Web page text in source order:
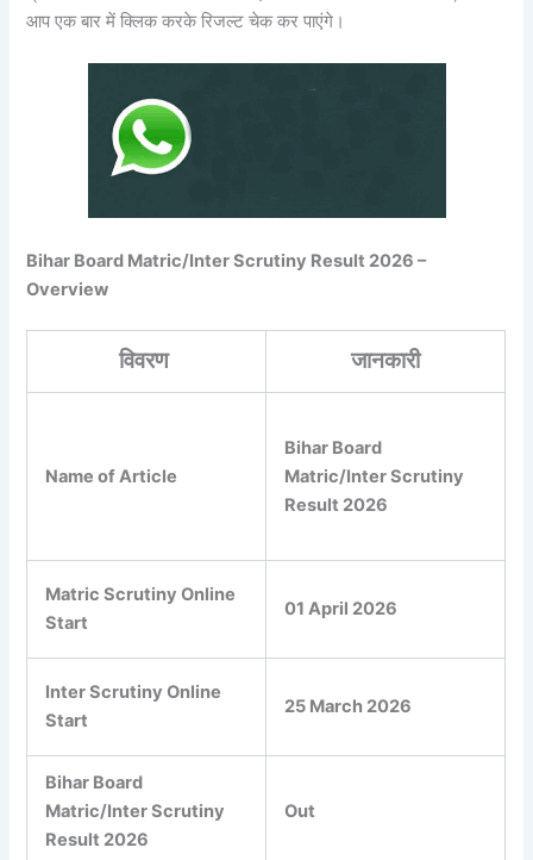
आप एक बार में क्लिक करके रिजल्ट चेक कर पाएंगे।
Bihar Board Matric/Inter Scrutiny Result 2026 –
Overview
विवरण जानकारी
Name of Article
Bihar Board
Matric/Inter Scrutiny
Result 2026
Matric Scrutiny Online
Start
01 April 2026
Inter Scrutiny Online
Start
25 March 2026
Bihar Board
Matric/Inter Scrutiny
Result 2026
Out